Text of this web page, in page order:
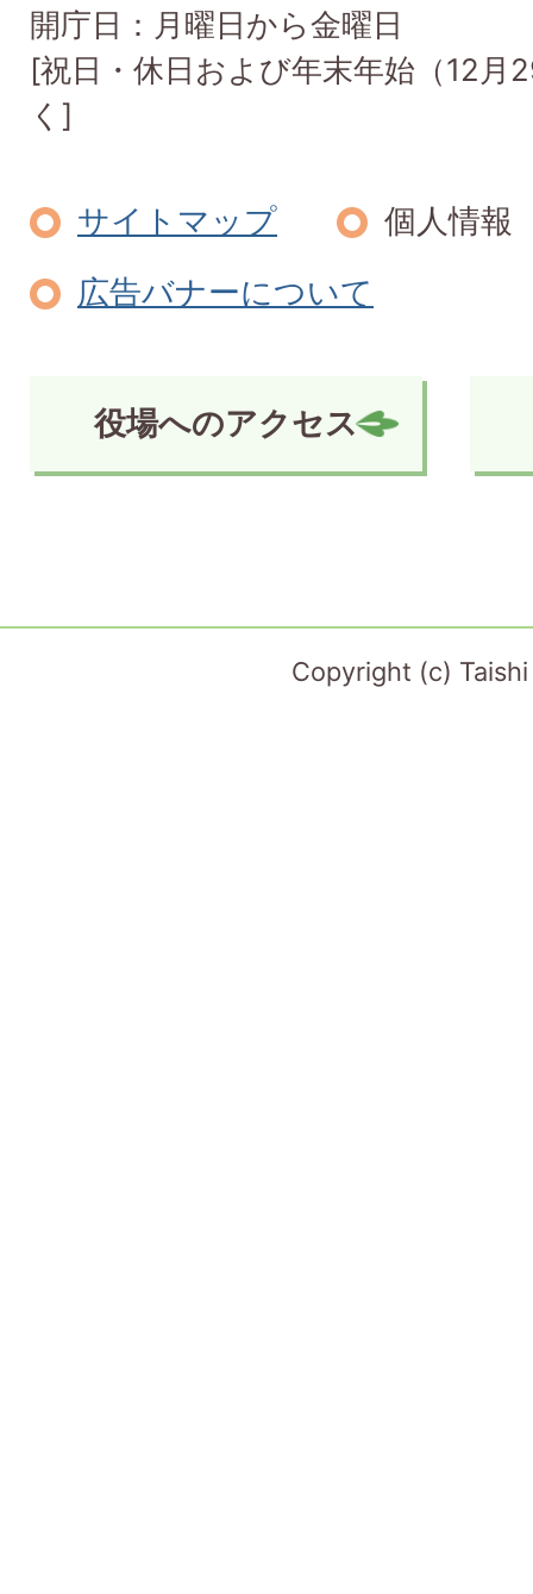
開庁日：月曜日から金曜日
[祝日・休日および年末年始（12月
く]
サイトマップ
個人情報
広告バナーについて
役場へのアクセス
Copyright (c)